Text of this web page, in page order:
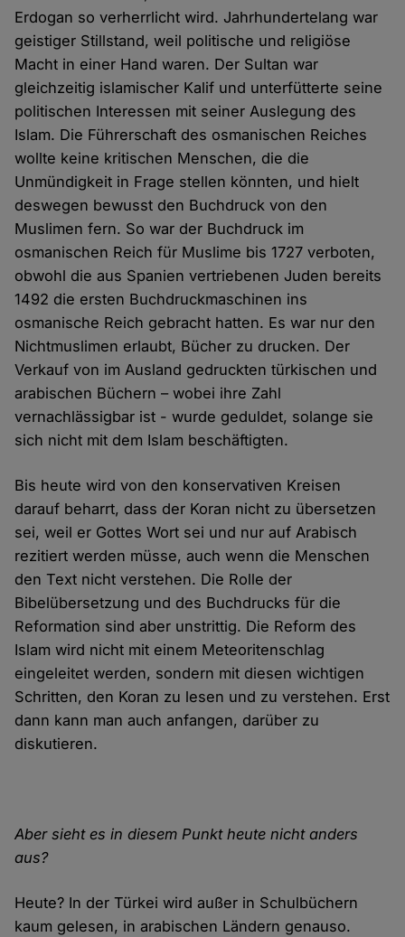
Erdogan so verherrlicht wird. Jahrhundertelang war
geistiger Stillstand, weil politische und religiöse
Macht in einer Hand waren. Der Sultan war
gleichzeitig islamischer Kalif und unterfütterte seine
politischen Interessen mit seiner Auslegung des
Islam. Die Führerschaft des osmanischen Reiches
wollte keine kritischen Menschen, die die
Unmündigkeit in Frage stellen könnten, und hielt
deswegen bewusst den Buchdruck von den
Muslimen fern. So war der Buchdruck im
osmanischen Reich für Muslime bis 1727 verboten,
obwohl die aus Spanien vertriebenen Juden bereits
1492 die ersten Buchdruckmaschinen ins
osmanische Reich gebracht hatten. Es war nur den
Nichtmuslimen erlaubt, Bücher zu drucken. Der
Verkauf von im Ausland gedruckten türkischen und
arabischen Büchern – wobei ihre Zahl
vernachlässigbar ist - wurde geduldet, solange sie
sich nicht mit dem Islam beschäftigten.
Bis heute wird von den konservativen Kreisen
darauf beharrt, dass der Koran nicht zu übersetzen
sei, weil er Gottes Wort sei und nur auf Arabisch
rezitiert werden müsse, auch wenn die Menschen
den Text nicht verstehen. Die Rolle der
Bibelübersetzung und des Buchdrucks für die
Reformation sind aber unstrittig. Die Reform des
Islam wird nicht mit einem Meteoritenschlag
eingeleitet werden, sondern mit diesen wichtigen
Schritten, den Koran zu lesen und zu verstehen. Erst
dann kann man auch anfangen, darüber zu
diskutieren.
Aber sieht es in diesem Punkt heute nicht anders
aus?
Heute? In der Türkei wird außer in Schulbüchern
kaum gelesen, in arabischen Ländern genauso.